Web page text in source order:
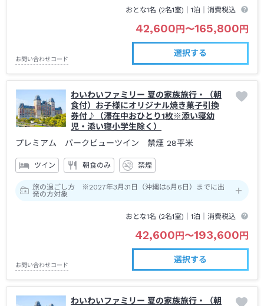
おとな1名 (2名1室)｜1泊 ｜消費税込
42,600 円 〜165,800 円
お問い合わせコード
選択する
わいわいファミリー 夏の家族旅行・（朝
食付）お子様にオリジナル焼き菓子引換
券付♪（滞在中おひとり1枚※添い寝幼
児・添い寝小学生除く）
プレミアム パークビューツイン 禁煙 28平米
ツイン 朝食のみ 禁煙
旅の過ごし方 ※2027年3月31日（沖縄は5月6日）までに出
発の方対象
おとな1名 (2名1室)｜1泊 ｜消費税込
42,600円〜193,600円
お問い合わせコード
選択する
わいわいファミリー 夏の家族旅行・（朝